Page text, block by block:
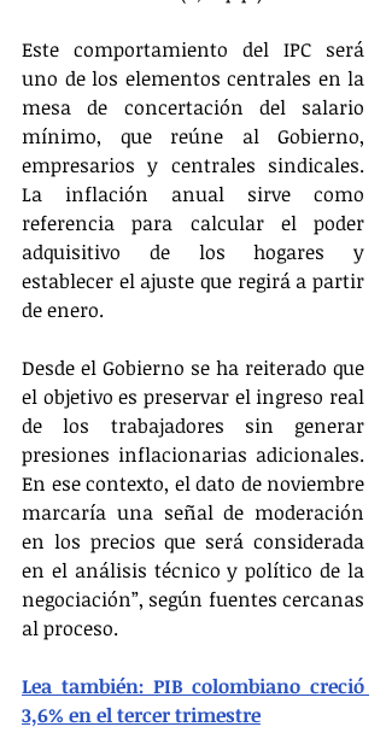
Este comportamiento del IPC será
uno de los elementos centrales en la
mesa de concertación del salario
mínimo, que reúne al Gobierno,
empresarios y centrales sindicales.
La inflación anual sirve como
referencia para calcular el poder
adquisitivo de los hogares y
establecer el ajuste que regirá a partir
de enero.
Desde el Gobierno se ha reiterado que
el objetivo es preservar el ingreso real
de los trabajadores sin generar
presiones inflacionarias adicionales.
En ese contexto, el dato de noviembre
marcaría una señal de moderación
en los precios que será considerada
en el análisis técnico y político de la
negociación”, según fuentes cercanas
al proceso.
Lea también: PIB colombiano creció
3,6% en el tercer trimestre